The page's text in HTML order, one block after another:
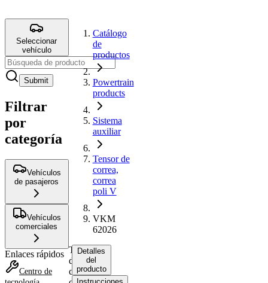
Seleccionar
vehículo
Submit
Filtrar
por
categoría
Vehículos
de pasajeros
Vehículos
comerciales
Enlaces rápidos
Centro de
Catálogo
de
productos
Powertrain
products
Sistema
auxiliar
Tensor de
correa,
correa
poli V
VKM
62026
Tensor
de
correa,
Detalles
del
producto